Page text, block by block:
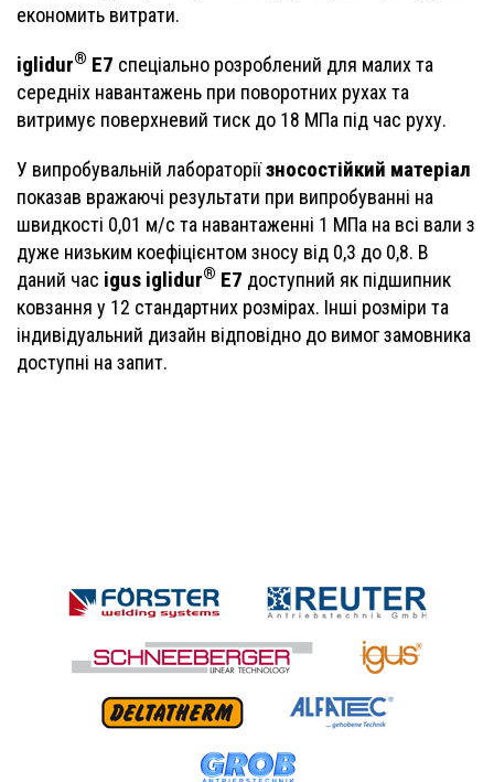
економить витрати.
iglidur® E7 спеціально розроблений для малих та
середніх навантажень при поворотних рухах та
витримує поверхневий тиск до 18 МПа під час руху.
У випробувальній лабораторіїзносостійкий матеріал
показав вражаючі результати при випробуванні на
швидкості 0,01 м/с та навантаженні 1 МПа на всі вали з
дуже низьким коефіцієнтом зносу від 0,3 до 0,8. В
даний час igus iglidur® E7 доступний як підшипник
ковзання у 12 стандартних розмірах. Інші розміри та
індивідуальний дизайн відповідно до вимог замовника
доступні на запит.